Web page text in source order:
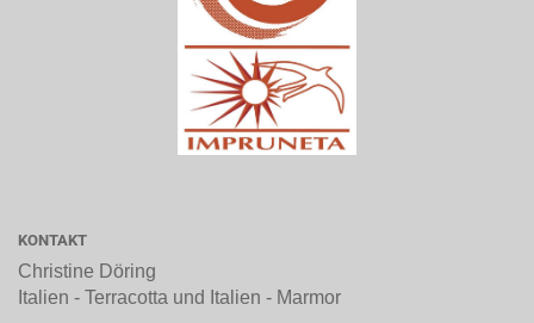
KONTAKT
Christine Döring
Italien - Terracotta und Italien - Marmor